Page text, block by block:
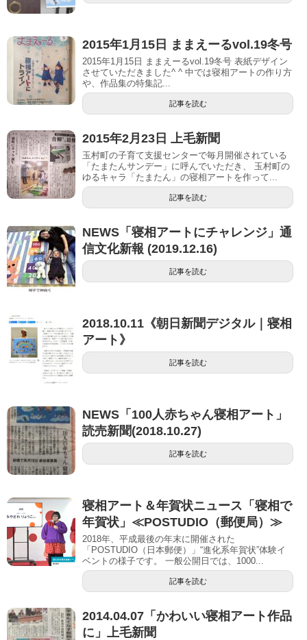
2015年1月15日 ままえーるvol.19冬号
2015年1月15日 ままえーるvol.19冬号 表紙デザイン
させていただきました^ ^ 中では寝相アートの作り方
や、作品集の特集記...
記事を読む
2015年2月23日 上毛新聞
玉村町の子育て支援センターで毎月開催されている
「たまたんサンデー」に呼んでいただき、 玉村町の
ゆるキャラ「たまたん」の寝相アートを作って...
記事を読む
NEWS「寝相アートにチャレンジ」通
信文化新報 (2019.12.16)
記事を読む
2018.10.11《朝日新聞デジタル｜寝相
アート》
記事を読む
NEWS「100人赤ちゃん寝相アート」
読売新聞(2018.10.27)
記事を読む
寝相アート＆年賀状ニュース「寝相で
年賀状」≪POSTUDIO（郵便局）≫
2018年、平成最後の年末に開催された
「POSTUDIO（日本郵便）」“進化系年賀状”体験イ
ベントの様子です。 一般公開日では、1000...
記事を読む
2014.04.07「かわいい寝相アート作品
に」上毛新聞